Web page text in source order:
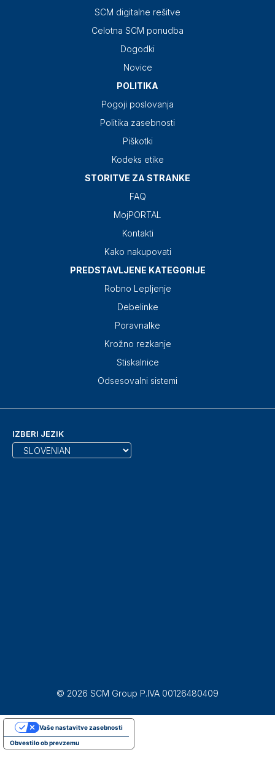
SCM digitalne rešitve
Celotna SCM ponudba
Dogodki
Novice
POLITIKA
Pogoji poslovanja
Politika zasebnosti
Piškotki
Kodeks etike
STORITVE ZA STRANKE
FAQ
MojPORTAL
Kontakti
Kako nakupovati
PREDSTAVLJENE KATEGORIJE
Robno Lepljenje
Debelinke
Poravnalke
Krožno rezkanje
Stiskalnice
Odsesovalni sistemi
IZBERI JEZIK
© 2026 SCM Group P.IVA 00126480409
Obvestilo ob prevzemu
Vaše nastavitve zasebnosti